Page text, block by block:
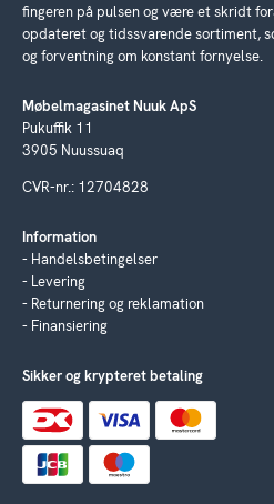
fingeren på pulsen og være et skridt
opdateret og tidssvarende sortiment,
og forventning om konstant fornyelse.
Møbelmagasinet Nuuk ApS
Pukuffik 11
3905 Nuussuaq
CVR-nr.: 12704828
Information
Handelsbetingelser
Levering
Returnering og reklamation
Finansiering
Sikker og krypteret betaling